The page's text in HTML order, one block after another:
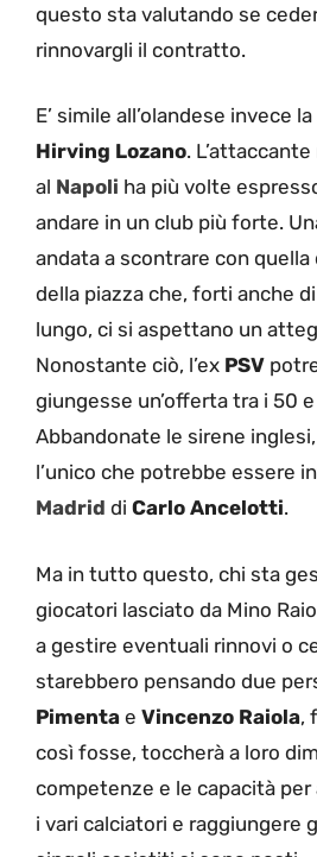
questo sta valutando se
rinnovargli il contratto.
E’ simile all’olandese invece
Hirving Lozano.
al Napoli ha più volte
andare in un club più forte.
andata a scontrare con quella
della piazza che, forti anche
lungo, ci si aspettano un
Nonostante ciò, l’ex PSV
giungesse un’offerta tra i 50
Abbandonate le sirene
l’unico che potrebbe essere
Madrid di Carlo Ancelotti.
Ma in tutto questo, chi sta
giocatori lasciato da Mino
a gestire eventuali rinnovi o
starebbero pensando due
Pimenta e Vincenzo Raiola,
così fosse, toccherà a loro
competenze e le capacità
i vari calciatori e raggiungere